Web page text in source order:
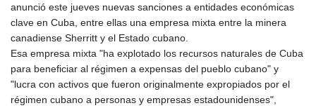
anunció este jueves nuevas sanciones a entidades económicas
clave en Cuba, entre ellas una empresa mixta entre la minera
canadiense Sherritt y el Estado cubano.
Esa empresa mixta "ha explotado los recursos naturales de Cuba
para beneficiar al régimen a expensas del pueblo cubano" y
"lucra con activos que fueron originalmente expropiados por el
régimen cubano a personas y empresas estadounidenses",